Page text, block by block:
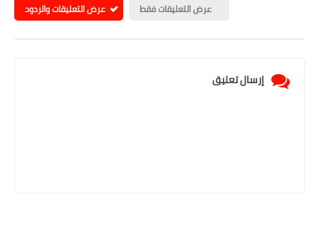
عرض التعليقات فقط
عرض التعليقات والردود
إرسال تعليق